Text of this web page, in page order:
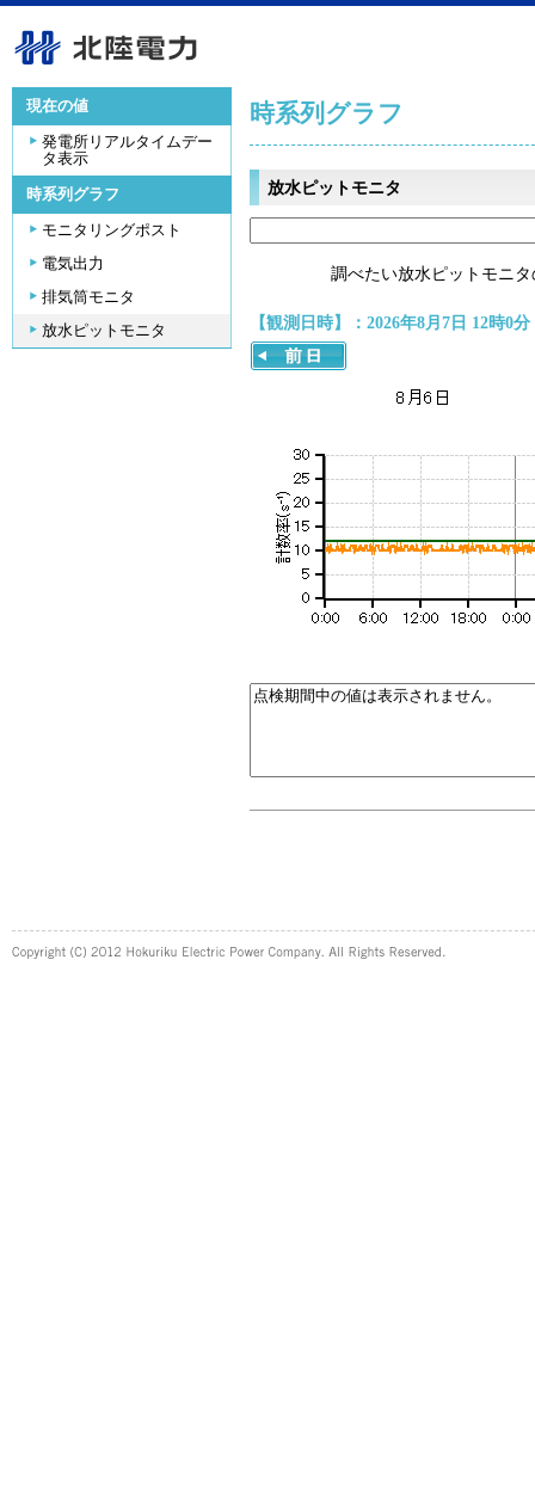
現在の値
発電所リアルタイムデー
タ表示
時系列グラフ
モニタリングポスト
電気出力
排気筒モニタ
放水ピットモニタ
時系列グラフ
放水ピットモニタ
調べたい放水ピットモニ
【観測日時】：2026年8月7日 12時0分